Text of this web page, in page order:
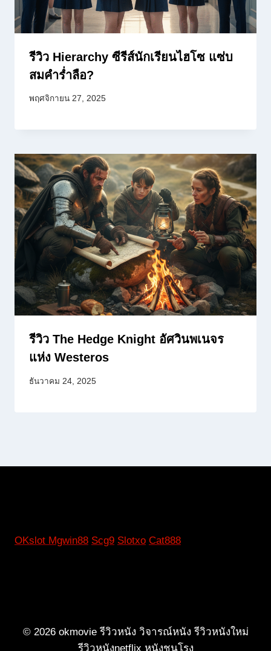
รีวิว Hierarchy ซีรีส์นักเรียนไฮโซ แซ่บ
สมคำร่ำลือ?
พฤศจิกายน 27, 2025
รีวิว The Hedge Knight อัศวินพเนจร
แห่ง Westeros
ธันวาคม 24, 2025
OKslot Mgwin88 Scg9 Slotxo Cat888
© 2026 okmovie รีวิวหนัง วิจารณ์หนัง รีวิวหนังใหม่
รีวิวหนังnetflix หนังชนโรง